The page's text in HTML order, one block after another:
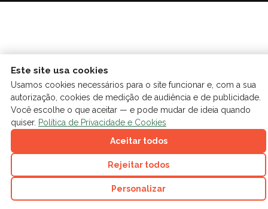
Este site usa cookies
Usamos cookies necessários para o site funcionar e, com a sua
autorização, cookies de medição de audiência e de publicidade.
Você escolhe o que aceitar — e pode mudar de ideia quando
quiser. Política de Privacidade e Cookies
Aceitar todos
Rejeitar todos
Personalizar